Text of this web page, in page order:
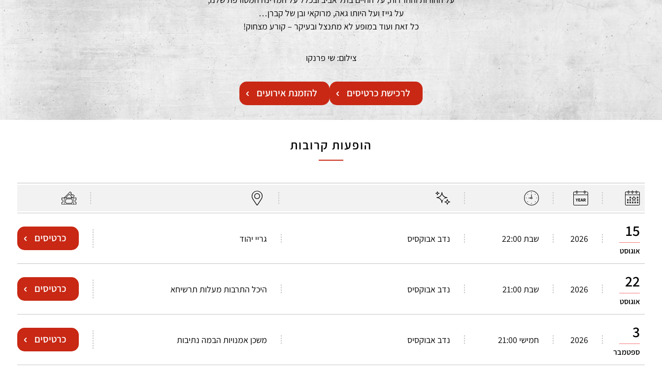
על גייז ועל היותו גאה, מרוקאי ובן של קברן…
כל זאת ועוד במופע לא מתנצל ובעיקר – קורע מצחוק!
צילום: שי פרנקו
לרכישת כרטיסים להזמנת אירועים
הופעות קרובות
15
אוגוסט
2026 שבת 22:00 נדב אבוקסיס גריי יהוד כרטיסים
22
אוגוסט
2026 שבת 21:00 נדב אבוקסיס היכל התרבות מעלות תרשיחא כרטיסים
3
ספטמבר
2026 חמישי 21:00 נדב אבוקסיס משכן אמנויות הבמה נתיבות כרטיסים